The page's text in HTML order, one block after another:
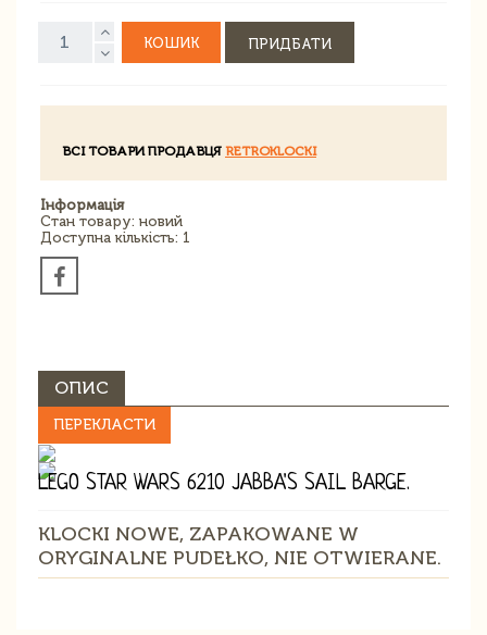
КОШИК ПРИДБАТИ
ВСІ ТОВАРИ ПРОДАВЦЯ RETROKLOCKI
Інформація
Стан товару: новий
Доступна кількість: 1
ОПИС
ПЕРЕКЛАСТИ
LEGO STAR WARS 6210 JABBA'S SAIL BARGE.
KLOCKI NOWE, ZAPAKOWANE W
ORYGINALNE PUDEŁKO, NIE OTWIERANE.